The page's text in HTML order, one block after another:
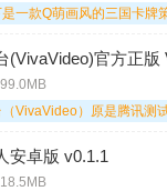
(VivaVideo)官方正版
安卓版 v0.1.1